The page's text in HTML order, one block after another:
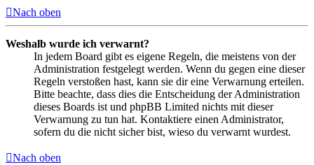
Nach oben
Weshalb wurde ich verwarnt?
In jedem Board gibt es eigene Regeln, die meistens von der
Administration festgelegt werden. Wenn du gegen eine dieser
Regeln verstoßen hast, kann sie dir eine Verwarnung erteilen.
Bitte beachte, dass dies die Entscheidung der Administration
dieses Boards ist und phpBB Limited nichts mit dieser
Verwarnung zu tun hat. Kontaktiere einen Administrator,
sofern du die nicht sicher bist, wieso du verwarnt wurdest.
Nach oben